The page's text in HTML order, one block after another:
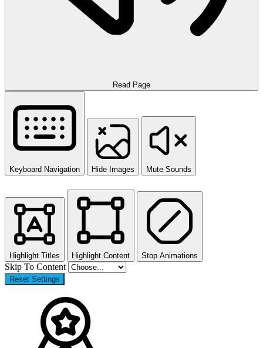
Read Page
Keyboard Navigation Hide Images Mute Sounds
Highlight Titles Highlight Content Stop Animations
Skip To Content
Reset Settings